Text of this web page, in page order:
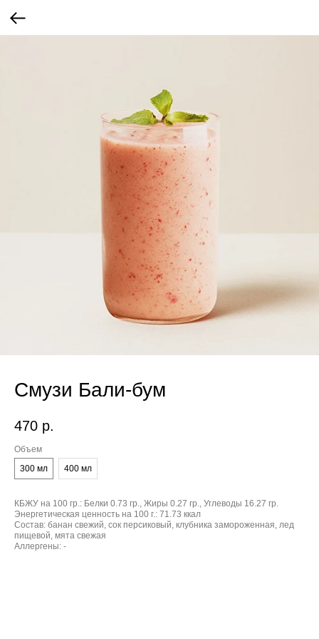
Смузи Бали-бум
470 р.
Объем
300 мл
400 мл
КБЖУ на 100 гр.: Белки 0.73 гр., Жиры 0.27 гр., Углеводы 16.27 гр.
Энергетическая ценность на 100 г.: 71.73 ккал
Состав: банан свежий, сок персиковый, клубника замороженная, лед
пищевой, мята свежая
Аллергены: -